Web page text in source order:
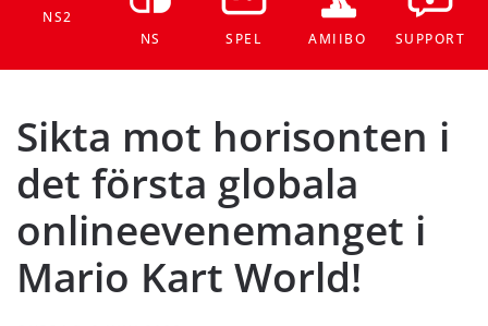
NS2
NS
SPEL AMIIBO SUPPORT
Sikta mot horisonten i
det första globala
onlineevenemanget i
Mario Kart World!